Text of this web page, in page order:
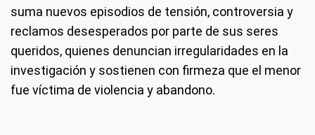
suma nuevos episodios de tensión, controversia y
reclamos desesperados por parte de sus seres
queridos, quienes denuncian irregularidades en la
investigación y sostienen con firmeza que el menor
fue víctima de violencia y abandono.